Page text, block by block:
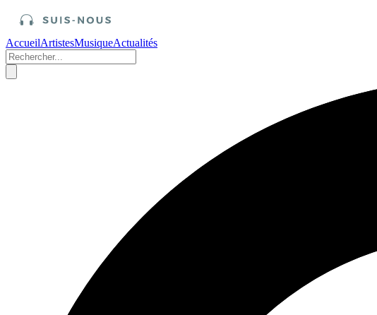
AccueilArtistesMusiqueActualités